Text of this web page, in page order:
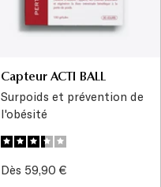
Capteur ACTI BALL
Surpoids et prévention de
l'obésité
Prix
Dès 59,90 €